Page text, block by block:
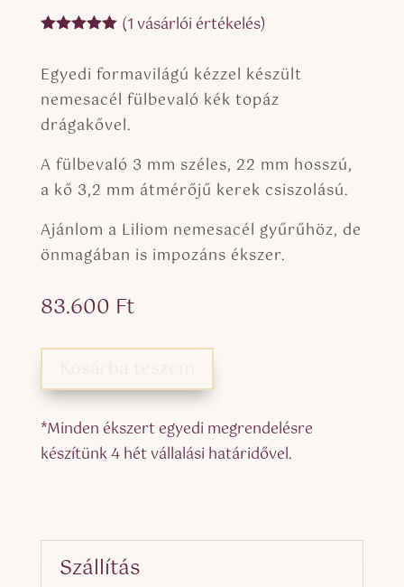
ből,
értékelés
alapján
(1vásárlói értékelés)
Egyedi formavilágú kézzel készült
nemesacél fülbevaló kék topáz
drágakővel.
A fülbevaló 3 mm széles, 22 mm hosszú,
a kő 3,2 mm átmérőjű kerek csiszolású.
Ajánlom a Liliom nemesacél gyűrűhöz, de
önmagában is impozáns ékszer.
83.600 Ft
*Minden ékszert egyedi megrendelésre
készítünk 4 hét vállalási határidővel.
Szállítás